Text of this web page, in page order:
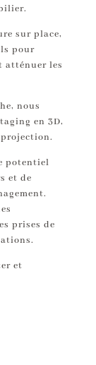
sur place,
pour
atténuer les
nous
en 3D,
potentiel
et de
prises de
et